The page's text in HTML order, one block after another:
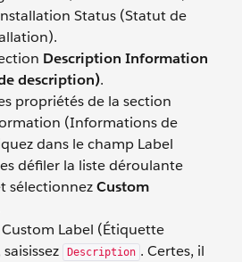
Status (Statut de
Description Information
description).
propriétés de la section
(Informations de
dans le champ Label
défiler la liste déroulante
sélectionnezCustom
Label (Étiquette
Description . Certes, il